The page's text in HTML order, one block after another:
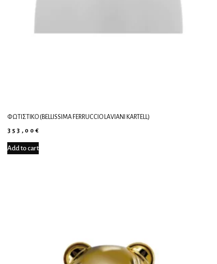
ΦΩΤΙΣΤΙΚΌ (BELLISSIMA FERRUCCIO LAVIANI KARTELL)
353,00€
Add to cart